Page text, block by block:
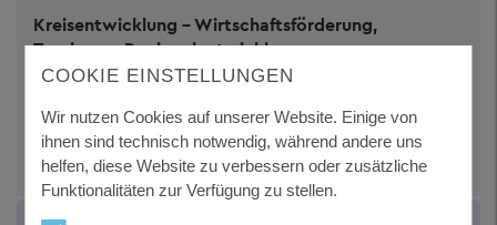
Kreisentwicklung - Wirtschaftsförderung,
Tourismus, Regionalentwicklung
Johannes Gastinger
Stabstellenleitung
Telefon:+ 49 8551 57-1041
E-Mail schreiben
COOKIE EINSTELLUNGEN
Wir nutzen Cookies auf unserer Website. Einige von
ihnen sind technisch notwendig, während andere uns
helfen, diese Website zu verbessern oder zusätzliche
Funktionalitäten zur Verfügung zu stellen.